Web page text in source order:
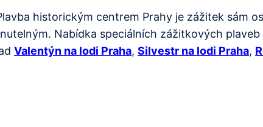
historickým centrem Prahy je zážitek sám
Nabídka speciálních zážitkových
Valentýn na lodi Praha, Silvestr na lodi Praha,